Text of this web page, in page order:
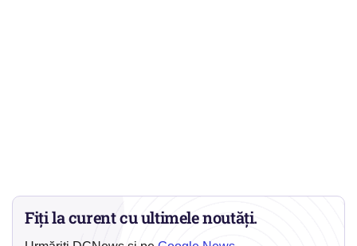
Fiți la curent cu ultimele noutăți.